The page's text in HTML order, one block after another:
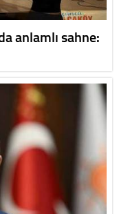
anlamlı sahne: